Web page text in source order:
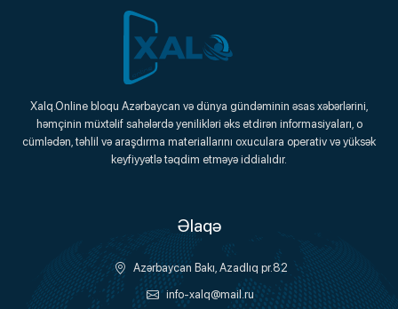
Xalq.Online
Onlayn Platforma
Xalq.Online bloqu Azərbaycan və dünya gündəminin əsas xəbərlərini,
həmçinin müxtəlif sahələrdə yenilikləri əks etdirən informasiyaları, o
cümlədən, təhlil və araşdırma materiallarını oxuculara operativ və yüksək
keyfiyyətlə təqdim etməyə iddialıdır.
Əlaqə
Azərbaycan Bakı, Azadlıq pr.82
info-xalq@mail.ru